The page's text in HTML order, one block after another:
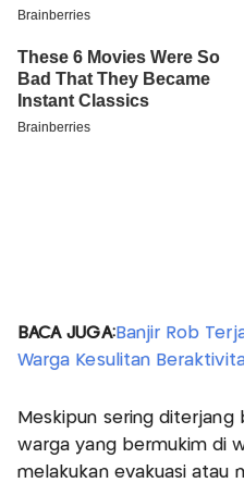
BACA JUGA:Banjir Rob
Warga Kesulitan
Meskipun sering diterjang
warga yang bermukim di
melakukan evakuasi atau